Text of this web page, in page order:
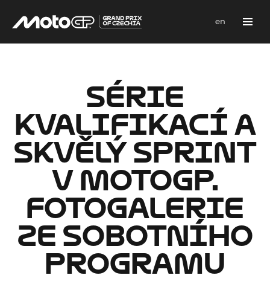
cs
en
SÉRIE
KVALIFIKACÍ A
SKVĚLÝ SPRINT
V MOTOGP.
FOTOGALERIE
ZE SOBOTNÍHO
PROGRAMU